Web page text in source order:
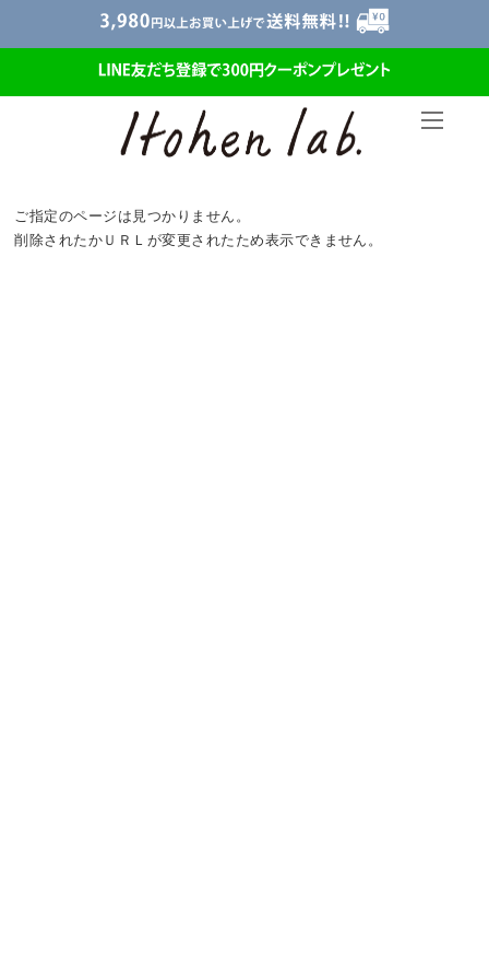
ご指定のページは見つかりません。
削除されたかＵＲＬが変更されたため表示できません。